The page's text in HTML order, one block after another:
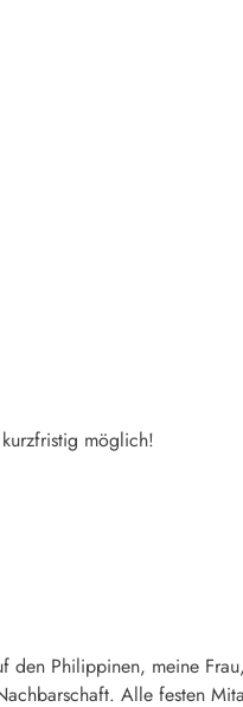
möglich!
Philippinen, meine
Alle festen